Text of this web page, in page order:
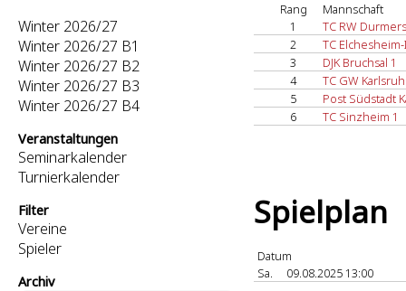
Winter 2026/27
Winter 2026/27 B1
Winter 2026/27 B2
Winter 2026/27 B3
Winter 2026/27 B4
Veranstaltungen
Seminarkalender
Turnierkalender
Filter
Vereine
Spieler
Archiv
Rang
Mannschaft
1
TC RW
2
TC
3
DJK Bruchsal 1
4
TC GW
5
Post Südstadt
6
TC Sinzheim 1
Spielplan
Datum
Sa.
09.08.2025 13:00